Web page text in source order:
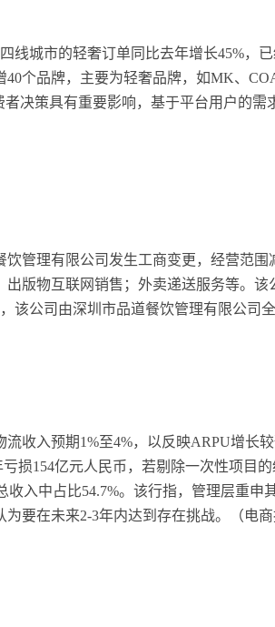
线城市的轻奢订单同比去年增长45%，
个品牌，主要为轻奢品牌，如MK、
决策具有重要影响，基于平台用户的需
管理有限公司发生工商变更，经营范
版物互联网销售；外卖递送服务等。该
该公司由深圳市品道餐饮管理有限公司
收入预期1%至4%，以反映ARPU增长
损154亿元人民币，若剔除一次性项目
入中占比54.7%。该行指，管理层重申
要在未来2-3年内达到存在挑战。（电商